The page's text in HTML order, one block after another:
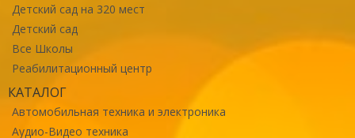
Детский сад на 320 мест
Детский сад
Все Школы
Реабилитационный центр
КАТАЛОГ
Автомобильная техника и электроника
Аудио-Видео техника